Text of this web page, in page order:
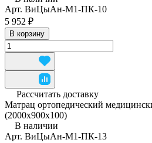
Арт. ВиЦыАн-М1-ПК-10
5 952 ₽
В корзину
Рассчитать доставку
Матрац ортопедический
(2000x900x100)
В наличии
Арт. ВиЦыАн-М1-ПК-13